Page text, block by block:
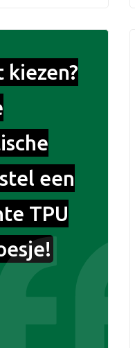
kiezen?
een
TPU